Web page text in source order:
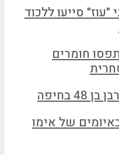
סייעו ללכוד
חומרים
בחיפה
באיומים של אימו